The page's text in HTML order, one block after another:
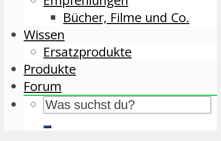
Bücher, Filme und Co.
Wissen
Ersatzprodukte
Produkte
Forum